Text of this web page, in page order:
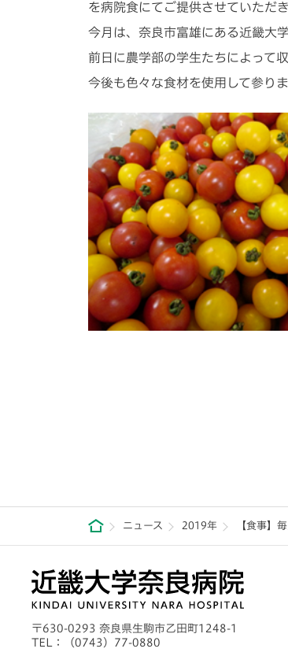
を病院食にてご提供させていただき
今月は、奈良市富雄にある近畿大
前日に農学部の学生たちによって
今後も色々な食材を使用して参り
ニュース 2019年 【食事】
〒630-0293 奈良県生駒市乙田町1248-1
TEL：
（0743）77-0880